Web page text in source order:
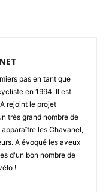
pas en tant que
en 1994. Il est
rejoint le projet
très grand nombre de
les Chavanel,
A évoqué les aveux
d'un bon nombre de
!